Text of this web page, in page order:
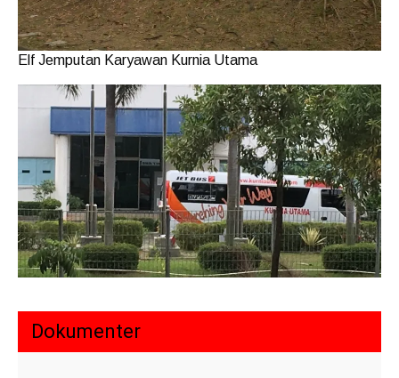
Elf Jemputan Karyawan Kurnia Utama
Dokumenter